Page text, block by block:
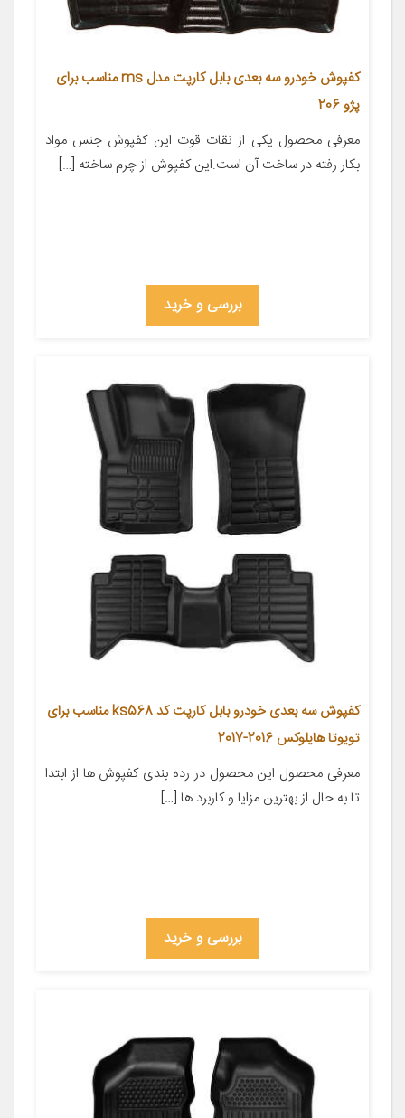
کفپوش خودرو سه بعدی بابل کارپت مدل ms مناسب برای
پژو 206
معرفی محصول یکی از نقات قوت این کفپوش جنس مواد
بکار رفته در ساخت آن است.این کفپوش از چرم ساخته […]
بررسی و خرید
کفپوش سه بعدی خودرو بابل کارپت کد ks568 مناسب برای
تویوتا هایلوکس 2016-2017
معرفی محصول این محصول در رده بندی کفپوش ها از ابتدا
تا به حال از بهترین مزایا و کاربرد ها […]
بررسی و خرید